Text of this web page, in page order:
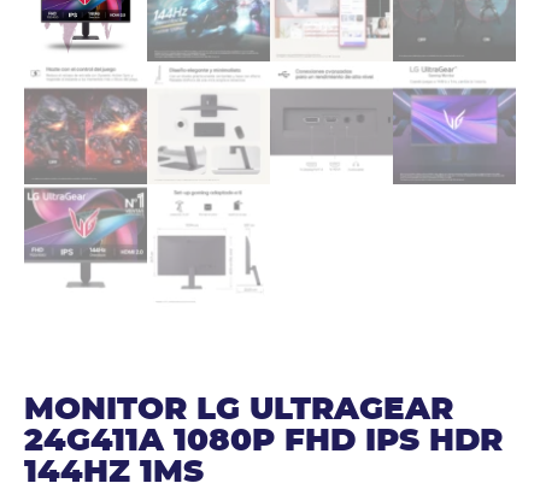
MONITOR LG ULTRAGEAR
24G411A 1080P FHD IPS HDR
144HZ 1MS